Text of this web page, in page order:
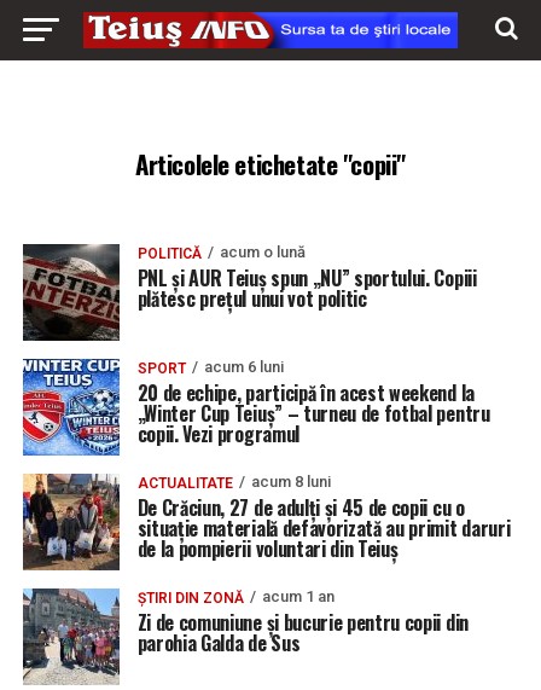
Articolele etichetate "copii"
POLITICĂ acum o lună
PNL și AUR Teiuș spun „NU” sportului. Copiii
plătesc prețul unui vot politic
SPORT acum 6 luni
20 de echipe, participă în acest weekend la
„Winter Cup Teiuș” – turneu de fotbal pentru
copii. Vezi programul
ACTUALITATE acum 8 luni
De Crăciun, 27 de adulți și 45 de copii cu o
situație materială defavorizată au primit daruri
de la pompierii voluntari din Teiuș
ȘTIRI DIN ZONĂ acum 1 an
Zi de comuniune și bucurie pentru copii din
parohia Galda de Sus